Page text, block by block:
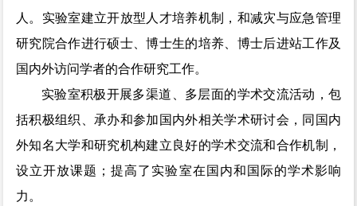
人。实验室建立开放型人才培养机制，和减灾与应急管理
研究院合作进行硕士、博士生的培养、博士后进站工作及
国内外访问学者的合作研究工作。
实验室积极开展多渠道、多层面的学术交流活动，包
括积极组织、承办和参加国内外相关学术研讨会，同国内
外知名大学和研究机构建立良好的学术交流和合作机制，
设立开放课题；提高了实验室在国内和国际的学术影响
力。